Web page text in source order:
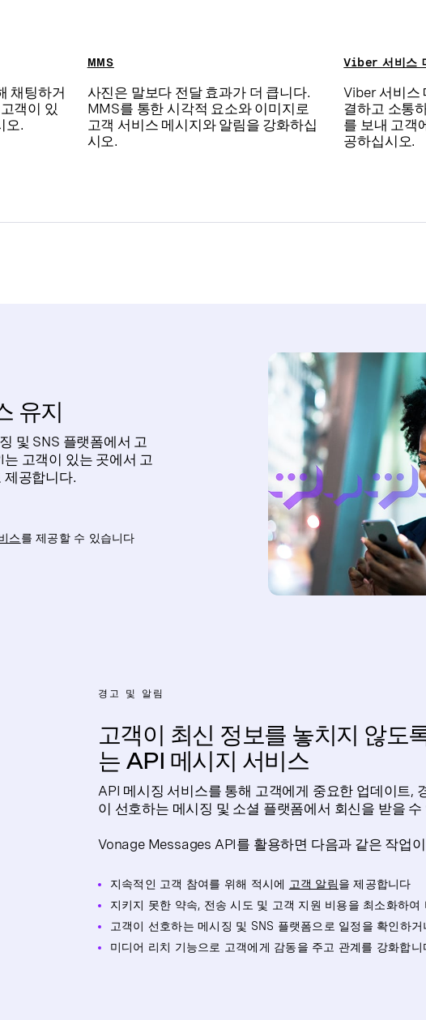
채팅하거
객이 있
오.
MMS
사진은 말보다 전달 효과가 더 큽니다.
MMS를 통한 시각적 요소와 이미지로
고객 서비스 메시지와 알림을 강화하십
시오.
Viber 서비스
Viber 서비스
결하고 소통
를 보내 고객
공하십시오.
유지
및 SNS 플랫폼에서 고
고객이 있는 곳에서 고
제공합니다.
스를 제공할 수 있습니다
경고 및 알림
고객이 최신 정보를 놓치지 않도
는 API 메시지 서비스
API 메시징 서비스를 통해 고객에게 중요한 업데이트,
이 선호하는 메시징 및 소셜 플랫폼에서 회신을 받을 수
Vonage Messages API를 활용하면 다음과 같은 작업
지속적인 고객 참여를 위해 적시에 고객 알림을 제공합니다
지키지 못한 약속, 전송 시도 및 고객 지원 비용을 최소화하여
고객이 선호하는 메시징 및 SNS 플랫폼으로 일정을 확인하
미디어 리치 기능으로 고객에게 감동을 주고 관계를 강화합니